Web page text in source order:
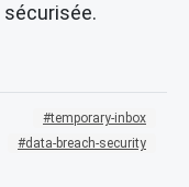
sécurisée.
temporary-inbox
data-breach-security